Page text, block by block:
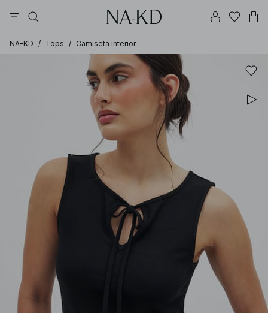
NA-KD / Tops / Camiseta interior